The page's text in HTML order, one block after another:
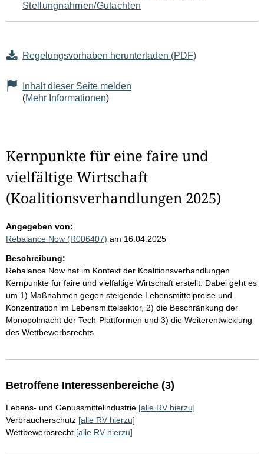
Stellungnahmen/Gutachten
Regelungsvorhaben herunterladen (PDF)
Inhalt dieser Seite melden
(Mehr Informationen)
Kernpunkte für eine faire und
vielfältige Wirtschaft
(Koalitionsverhandlungen 2025)
Angegeben von:
Rebalance Now (R006407) am 16.04.2025
Beschreibung:
Rebalance Now hat im Kontext der Koalitionsverhandlungen
Kernpunkte für faire und vielfältige Wirtschaft erstellt. Dabei geht es
um 1) Maßnahmen gegen steigende Lebensmittelpreise und
Konzentration im Lebensmittelsektor, 2) die Beschränkung der
Monopolmacht der Tech-Plattformen und 3) die Weiterentwicklung
des Wettbewerbsrechts.
Betroffene Interessenbereiche (3)
Lebens- und Genussmittelindustrie [alle RV hierzu]
Verbraucherschutz [alle RV hierzu]
Wettbewerbsrecht [alle RV hierzu]